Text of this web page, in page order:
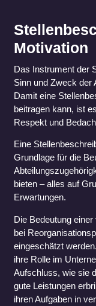
Motivation
Das Instrument der
Sinn und Zweck der
Damit eine
beitragen kann, ist
Respekt und
Eine
Grundlage für die
bieten – alles auf
Erwartungen.
Die Bedeutung
bei
eingeschätzt
ihre Rolle im
Aufschluss, wie sie
gute Leistungen
ihren Aufgaben in